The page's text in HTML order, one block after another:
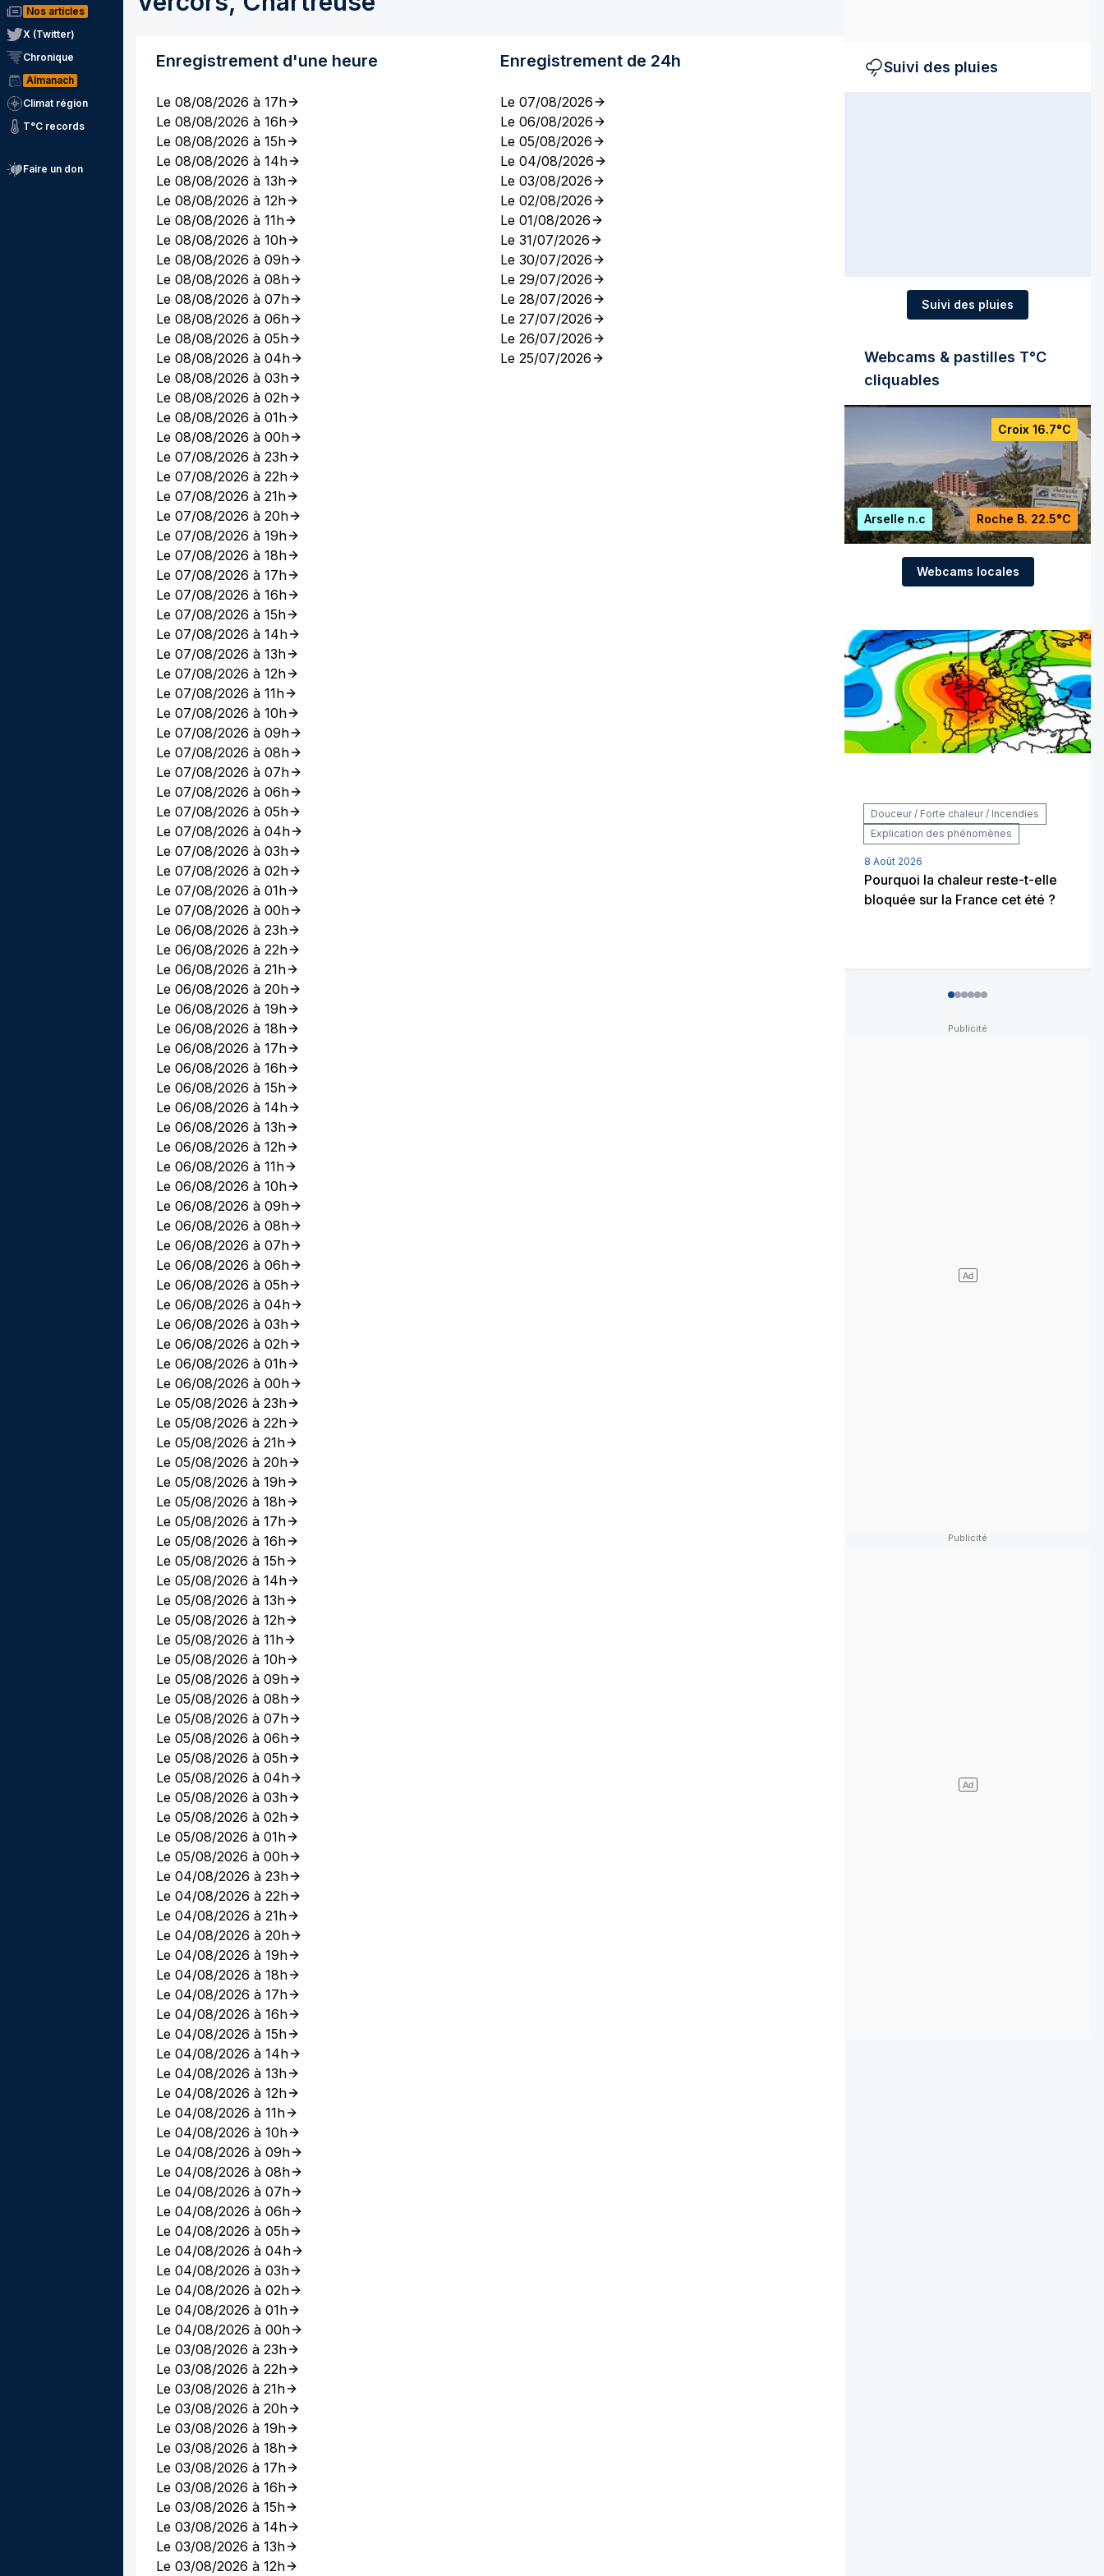
Nos articles
X (Twitter)
Chronique
Almanach
Climat région
T°C records
Faire un don
Enregistrement d'une heure
Le 08/08/2026 à 17h
Le 08/08/2026 à 16h
Le 08/08/2026 à 15h
Le 08/08/2026 à 14h
Le 08/08/2026 à 13h
Le 08/08/2026 à 12h
Le 08/08/2026 à 11h
Le 08/08/2026 à 10h
Le 08/08/2026 à 09h
Le 08/08/2026 à 08h
Le 08/08/2026 à 07h
Le 08/08/2026 à 06h
Le 08/08/2026 à 05h
Le 08/08/2026 à 04h
Le 08/08/2026 à 03h
Le 08/08/2026 à 02h
Le 08/08/2026 à 01h
Le 08/08/2026 à 00h
Le 07/08/2026 à 23h
Le 07/08/2026 à 22h
Le 07/08/2026 à 21h
Le 07/08/2026 à 20h
Le 07/08/2026 à 19h
Le 07/08/2026 à 18h
Le 07/08/2026 à 17h
Le 07/08/2026 à 16h
Le 07/08/2026 à 15h
Le 07/08/2026 à 14h
Le 07/08/2026 à 13h
Le 07/08/2026 à 12h
Le 07/08/2026 à 11h
Le 07/08/2026 à 10h
Le 07/08/2026 à 09h
Le 07/08/2026 à 08h
Le 07/08/2026 à 07h
Le 07/08/2026 à 06h
Le 07/08/2026 à 05h
Le 07/08/2026 à 04h
Le 07/08/2026 à 03h
Le 07/08/2026 à 02h
Le 07/08/2026 à 01h
Le 07/08/2026 à 00h
Le 06/08/2026 à 23h
Le 06/08/2026 à 22h
Le 06/08/2026 à 21h
Le 06/08/2026 à 20h
Le 06/08/2026 à 19h
Le 06/08/2026 à 18h
Le 06/08/2026 à 17h
Le 06/08/2026 à 16h
Le 06/08/2026 à 15h
Le 06/08/2026 à 14h
Le 06/08/2026 à 13h
Le 06/08/2026 à 12h
Le 06/08/2026 à 11h
Le 06/08/2026 à 10h
Le 06/08/2026 à 09h
Le 06/08/2026 à 08h
Le 06/08/2026 à 07h
Le 06/08/2026 à 06h
Le 06/08/2026 à 05h
Le 06/08/2026 à 04h
Le 06/08/2026 à 03h
Le 06/08/2026 à 02h
Le 06/08/2026 à 01h
Le 06/08/2026 à 00h
Le 05/08/2026 à 23h
Le 05/08/2026 à 22h
Le 05/08/2026 à 21h
Le 05/08/2026 à 20h
Le 05/08/2026 à 19h
Le 05/08/2026 à 18h
Le 05/08/2026 à 17h
Le 05/08/2026 à 16h
Le 05/08/2026 à 15h
Le 05/08/2026 à 14h
Le 05/08/2026 à 13h
Le 05/08/2026 à 12h
Le 05/08/2026 à 11h
Le 05/08/2026 à 10h
Le 05/08/2026 à 09h
Le 05/08/2026 à 08h
Le 05/08/2026 à 07h
Le 05/08/2026 à 06h
Le 05/08/2026 à 05h
Le 05/08/2026 à 04h
Le 05/08/2026 à 03h
Le 05/08/2026 à 02h
Le 05/08/2026 à 01h
Le 05/08/2026 à 00h
Le 04/08/2026 à 23h
Le 04/08/2026 à 22h
Le 04/08/2026 à 21h
Le 04/08/2026 à 20h
Le 04/08/2026 à 19h
Le 04/08/2026 à 18h
Le 04/08/2026 à 17h
Le 04/08/2026 à 16h
Le 04/08/2026 à 15h
Le 04/08/2026 à 14h
Le 04/08/2026 à 13h
Le 04/08/2026 à 12h
Le 04/08/2026 à 11h
Le 04/08/2026 à 10h
Le 04/08/2026 à 09h
Le 04/08/2026 à 08h
Le 04/08/2026 à 07h
Le 04/08/2026 à 06h
Le 04/08/2026 à 05h
Le 04/08/2026 à 04h
Le 04/08/2026 à 03h
Le 04/08/2026 à 02h
Le 04/08/2026 à 01h
Le 04/08/2026 à 00h
Le 03/08/2026 à 23h
Le 03/08/2026 à 22h
Le 03/08/2026 à 21h
Le 03/08/2026 à 20h
Le 03/08/2026 à 19h
Le 03/08/2026 à 18h
Le 03/08/2026 à 17h
Le 03/08/2026 à 16h
Le 03/08/2026 à 15h
Le 03/08/2026 à 14h
Le 03/08/2026 à 13h
Le 03/08/2026 à 12h
Enregistrement de 24h
Le 07/08/2026
Le 06/08/2026
Le 05/08/2026
Le 04/08/2026
Le 03/08/2026
Le 02/08/2026
Le 01/08/2026
Le 31/07/2026
Le 30/07/2026
Le 29/07/2026
Le 28/07/2026
Le 27/07/2026
Le 26/07/2026
Le 25/07/2026
Suivi des pluies
Suivi des pluies
Webcams & pastilles T°C
cliquables
Croix 16.7°C
Arselle n.c Roche B. 22.5°C
Webcams locales
Douceur / Forte chaleur / Incendies
Explication des phénomènes
8 Août 2026
Pourquoi la chaleur reste-t-elle
bloquée sur la France cet été ?
012345